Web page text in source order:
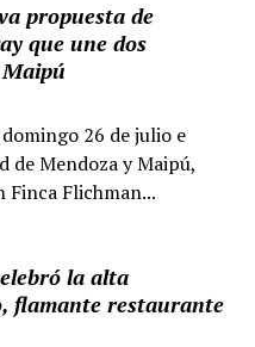
propuesta de
que une dos
Maipú
26 de julio e
de Mendoza y Maipú,
Finca Flichman...
la alta
flamante restaurante